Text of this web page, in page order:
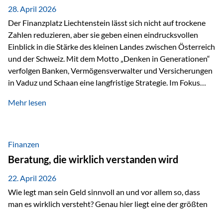
durch die Fähigkeit von Unternehmen, mehr…
28. April 2026
Der Finanzplatz Liechtenstein lässt sich nicht auf trockene
Zahlen reduzieren, aber sie geben einen eindrucksvollen
Einblick in die Stärke des kleinen Landes zwischen Österreich
und der Schweiz. Mit dem Motto „Denken in Generationen“
verfolgen Banken, Vermögensverwalter und Versicherungen
in Vaduz und Schaan eine langfristige Strategie. Im Fokus
Marktzugang Liechtenstein hat sich in den letzten Jahren zu
verfügbaren Kennzahlen (Stand Ende 2024, veröffentlicht
2025/2026)…
Mehr lesen
Finanzen
Beratung, die wirklich verstanden wird
22. April 2026
Wie legt man sein Geld sinnvoll an und vor allem so, dass
man es wirklich versteht? Genau hier liegt eine der größten